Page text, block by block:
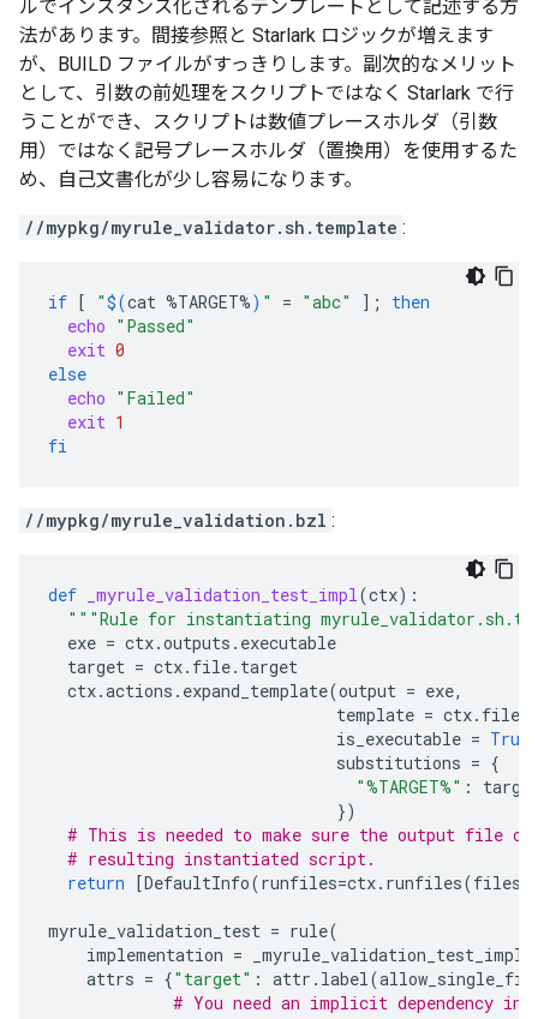
ルでインスタンス化されるテンプレートとして記述する方
法があります。間接参照と Starlark ロジックが増えます
が、BUILD ファイルがすっきりします。副次的なメリット
として、引数の前処理をスクリプトではなく Starlark で行
うことができ、スクリプトは数値プレースホルダ（引数
用）ではなく記号プレースホルダ（置換用）を使用するた
め、自己文書化が少し容易になります。
//mypkg/myrule_validator.sh.template :
if [ "$(cat %TARGET%) " = "abc" ] ;
then
echo "Passed"
exit 0
else
echo "Failed"
exit 1
fi
//mypkg/myrule_validation.bzl :
def _myrule_validation_test_impl(ctx):
"""Rule for instantiating
exe = ctx.outputs . executable
target = ctx. file. target
ctx.actions . expand_template(output = exe,
template = ctx. file
is_executable = True
substitutions = {
"%TARGET%" :
})
# This is needed to make sure the output file
# resulting instantiated script.
return [DefaultInfo(runfiles=ctx. runfiles(files
myrule_validation_test = rule(
implementation = _myrule_validation_test_impl
attrs = {"target" : attr . label(
# You need an implicit dependency